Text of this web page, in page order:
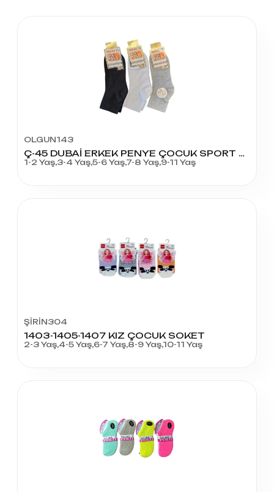
OLGUN143
Ç-45 DUBAİ ERKEK PENYE ÇOCUK SPORT KOLEJ
1-2 Yaş,3-4 Yaş,5-6 Yaş,7-8 Yaş,9-11 Yaş
ŞİRİN304
1403-1405-1407 KIZ ÇOCUK SOKET
2-3 Yaş,4-5 Yaş,6-7 Yaş,8-9 Yaş,10-11 Yaş